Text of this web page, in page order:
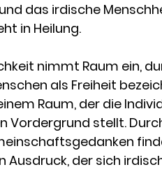
das irdische
in Heilung.
nimmt Raum ein,
als Freiheit
Raum, der die
Vordergrund stellt.
Ausdruck, der sich